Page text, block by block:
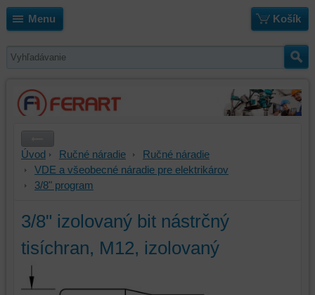
Menu Košík
Úvod Ručné náradie
Ručné náradie
VDE a všeobecné náradie pre elektrikárov
3/8" program
3/8" izolovaný bit nástrčný
tisíchran, M12, izolovaný